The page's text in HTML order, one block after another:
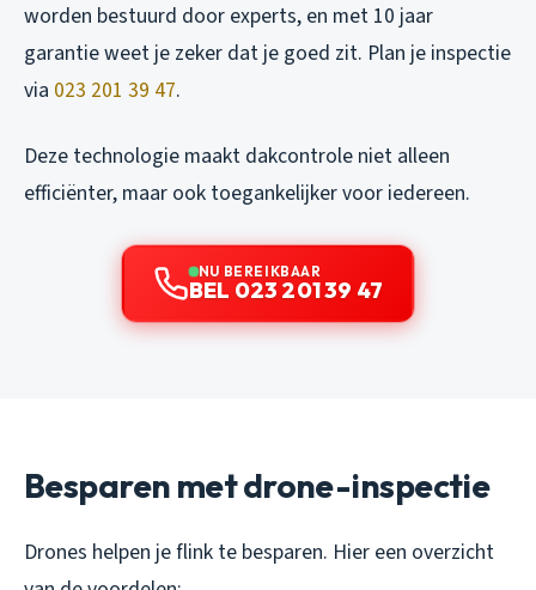
worden bestuurd door experts, en met 10 jaar
garantie weet je zeker dat je goed zit. Plan je inspectie
via 023 201 39 47.
Deze technologie maakt dakcontrole niet alleen
efficiënter, maar ook toegankelijker voor iedereen.
NU BEREIKBAAR
BEL 023 201 39 47
Besparen met drone-inspectie
Drones helpen je flink te besparen. Hier een overzicht